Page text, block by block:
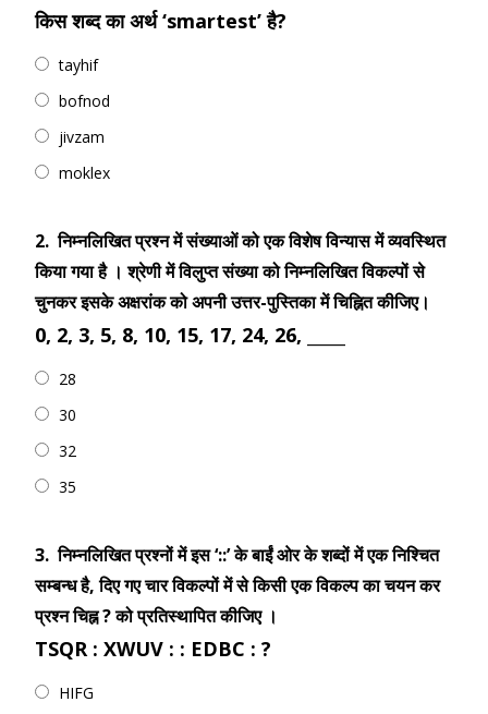
किस शब्द का अर्थ ‘smartest’ है?
tayhif
bofnod
jivzam
moklex
2. निम्नलिखित प्रश्न में संख्याओं को एक विशेष विन्यास में व्यवस्थित
किया गया है । श्रेणी में विलुप्त संख्या को निम्नलिखित विकल्पों से
चुनकर इसके अक्षरांक को अपनी उत्तर-पुस्तिका में चिह्नित कीजिए।
0, 2, 3, 5, 8, 10, 15, 17, 24, 26, _____
28
30
32
35
3. निम्नलिखित प्रश्नों में इस ‘::’ के बाईं ओर के शब्दों में एक निश्चित
सम्बन्ध है, दिए गए चार विकल्पों में से किसी एक विकल्प का चयन कर
प्रश्न चिह्न ? को प्रतिस्थापित कीजिए ।
TSQR : XWUV : : EDBC : ?
HIFG